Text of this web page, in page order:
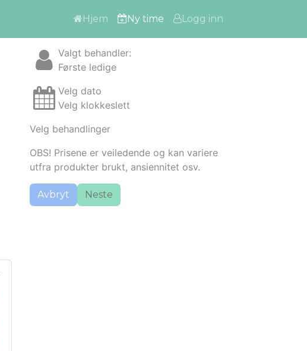
Hjem Ny time Logg inn
Valgt behandler:
Første ledige
Velg dato
Velg klokkeslett
Velg behandlinger
OBS! Prisene er veiledende og kan variere
utfra produkter brukt, ansiennitet osv.
Avbryt Neste